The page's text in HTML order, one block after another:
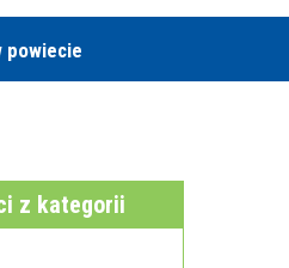
powiecie
z kategorii